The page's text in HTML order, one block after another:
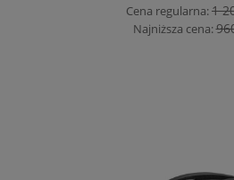
Cena regularna:1
Najniższa cena: